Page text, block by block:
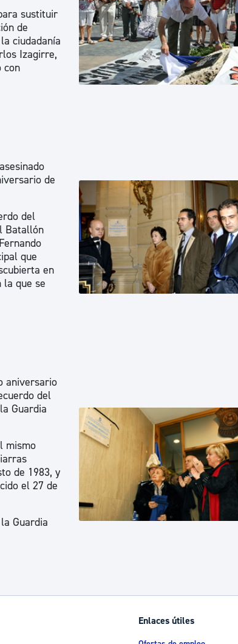
sustituir
de
ciudadanía
Izagirre,
con
de
del
Batallón
que
en
la que se
aniversario
del
Guardia
mismo
de 1983, y
el 27 de
Guardia
Enlaces útiles